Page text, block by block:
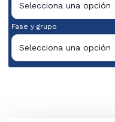
Selecciona una opción
Fase y grupo
Selecciona una opción